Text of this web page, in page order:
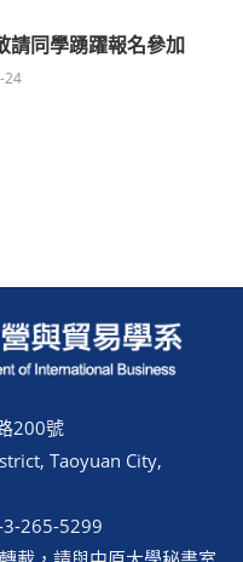
請同學踴躍報名參加
24
200號
Taoyuan City,
265-5299